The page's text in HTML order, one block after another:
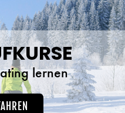
lernen